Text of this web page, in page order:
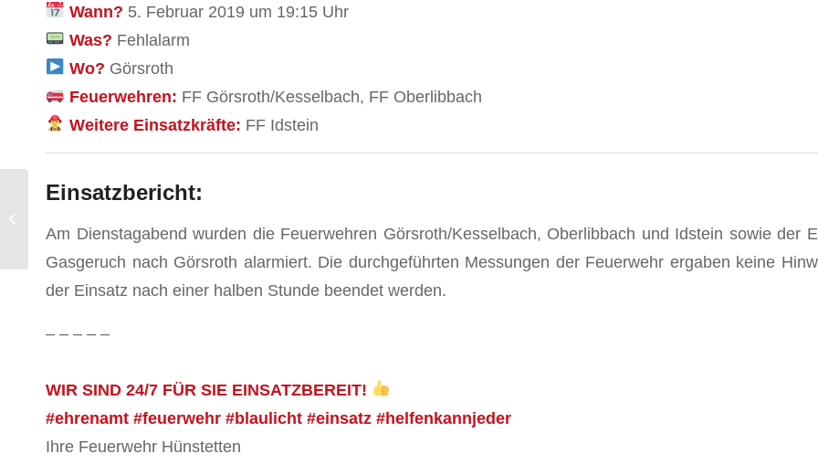
Wann? 5. Februar 2019 um 19:15 Uhr
Was? Fehlalarm
Wo? Görsroth
Feuerwehren: FF Görsroth/Kesselbach, FF Oberlibbach
Weitere Einsatzkräfte: FF Idstein
Einsatzbericht:
Am Dienstagabend wurden die Feuerwehren Görsroth/Kesselbach, Oberlibbach und Idstein sowie der
Gasgeruch nach Görsroth alarmiert. Die durchgeführten Messungen der Feuerwehr ergaben keine
der Einsatz nach einer halben Stunde beendet werden.
– – – – –
WIR SIND 24/7 FÜR SIE EINSATZBEREIT!
#ehrenamt #feuerwehr #blaulicht #einsatz #helfenkannjeder
Ihre Feuerwehr Hünstetten